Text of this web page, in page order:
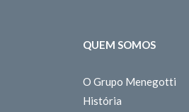
QUEM SOMOS
O Grupo Menegotti
História